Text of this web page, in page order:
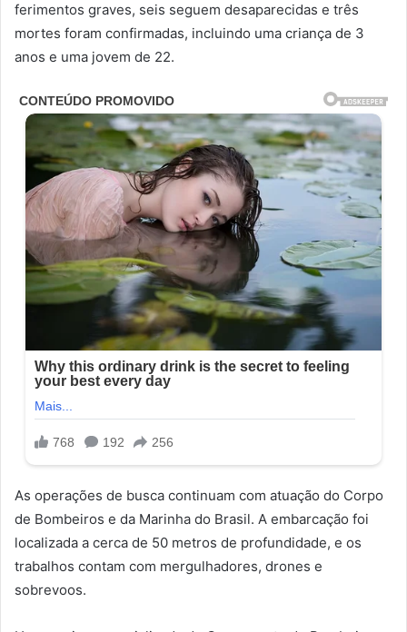
ferimentos graves, seis seguem desaparecidas e três
mortes foram confirmadas, incluindo uma criança de 3
anos e uma jovem de 22.
As operações de busca continuam com atuação do Corpo
de Bombeiros e da Marinha do Brasil. A embarcação foi
localizada a cerca de 50 metros de profundidade, e os
trabalhos contam com mergulhadores, drones e
sobrevoos.